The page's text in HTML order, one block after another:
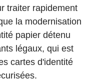
traiter rapidement
la modernisation
papier détenu
légaux, qui est
cartes d'identité